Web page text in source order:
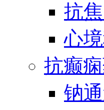
抗
心
抗癫
钠